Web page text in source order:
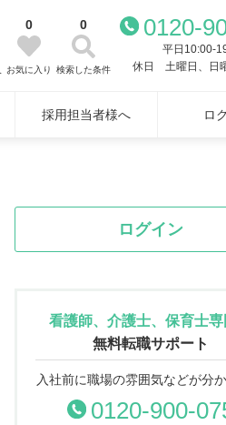
0
お気に入り
0
検索した条件
0120-
平日10:00-
休日 土曜日、日
採用担当者様へ ロ
ログイン
看護師、介護士、保育士専
無料転職サポート
入社前に職場の雰囲気などが分
0120-900-